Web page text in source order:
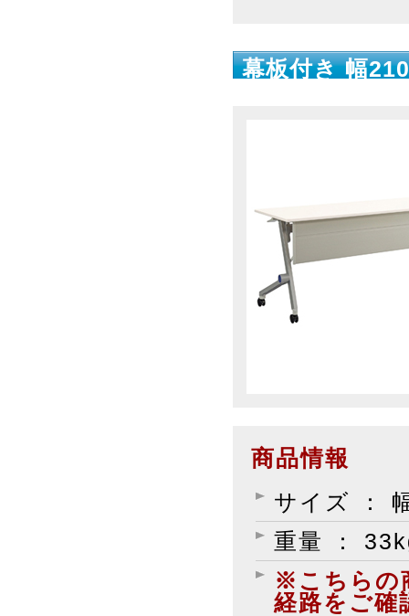
幕板付き 幅
商品情報
サイズ ：
重量 ：
※こちらの
経路をご確